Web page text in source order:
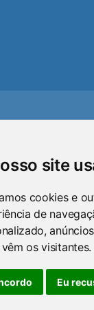
site
cookies e
de
os visitantes.
Eu